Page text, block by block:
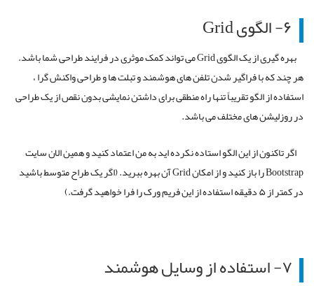
۶- الگوی Grid
بهره گیری از یک الگوی Grid می تواند کمک موثری در فرایند طراحی شما باشد.
هر چند که با فراگیر شدن تلفن های هوشمند و تبلت ها و طراحی واکنش گرا ،
استفاده از الگو تقریباً تنها راه منطقی برای داشتن نمایشی بدون نقص از یک طراحی
در روزلیشن های مختلف می باشد.
اگر تاکنون از این الگو استاده نکرده اید به من اعتماد کنید و همین الان سایت
Bootstrap را باز کنید و از امکان Grid آن بهره ببرید. (اگر یک طراح متوسط باشید
در کمتر از ۵ دقیقه استفاده از این فریم ورک را فرا خواهید گرفت.)
۷- استفاده از وسایل هوشمند